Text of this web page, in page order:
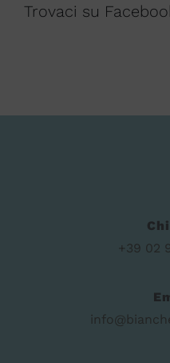
Trovaci su
+39 02